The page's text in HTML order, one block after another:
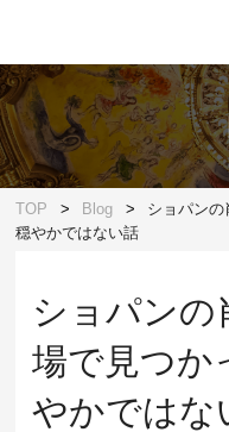
TOP Blog
ショパンの
穏やかではない話
ショパンの
場で見つか
やかではな